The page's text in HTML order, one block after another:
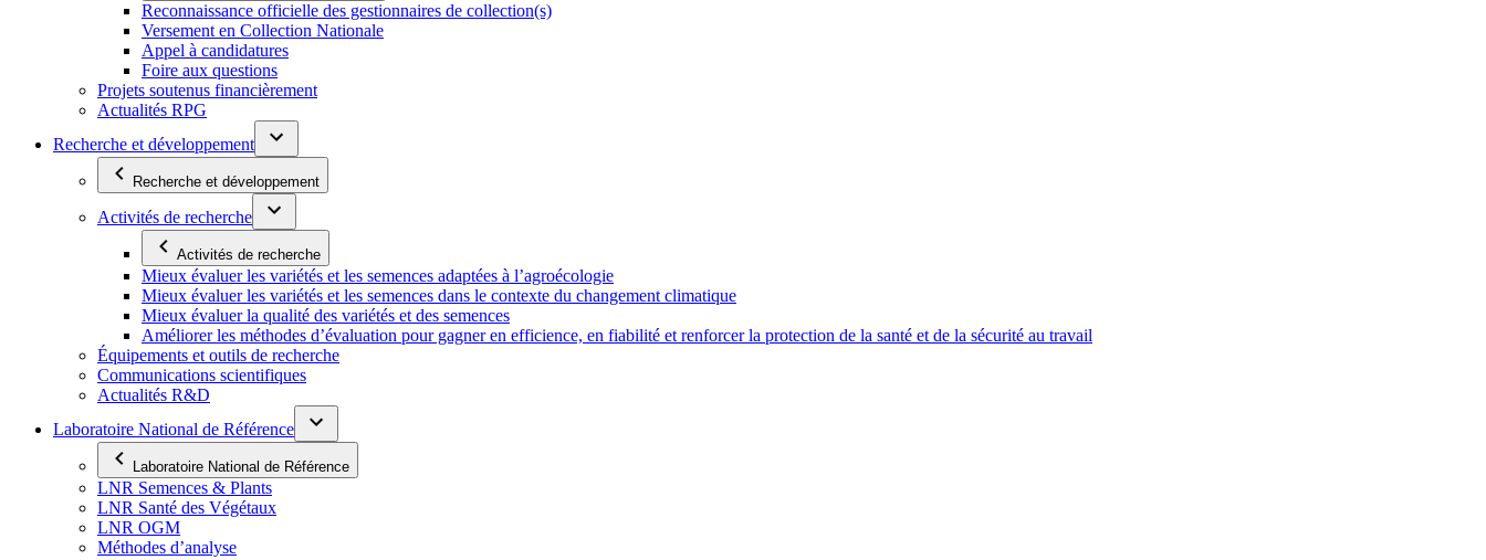
Reconnaissance officielle des gestionnaires de collection(s)
Versement en Collection Nationale
Appel à candidatures
Foire aux questions
Projets soutenus financièrement
Actualités RPG
Recherche et développement
Recherche et développement
Activités de recherche
Activités de recherche
Mieux évaluer les variétés et les semences adaptées à l’agroécologie
Mieux évaluer les variétés et les semences dans le contexte du changement climatique
Mieux évaluer la qualité des variétés et des semences
Améliorer les méthodes d’évaluation pour gagner en efficience, en fiabilité et renforcer la protection de la santé et de la sécurité au travail
Équipements et outils de recherche
Communications scientifiques
Actualités R&D
Laboratoire National de Référence
Laboratoire National de Référence
LNR Semences & Plants
LNR Santé des Végétaux
LNR OGM
Méthodes d’analyse